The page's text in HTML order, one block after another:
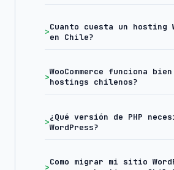
Cuanto cuesta un hosting
en Chile?
WooCommerce funciona
hostings chilenos?
¿Qué versión de PHP
WordPress?
Como migrar mi sitio